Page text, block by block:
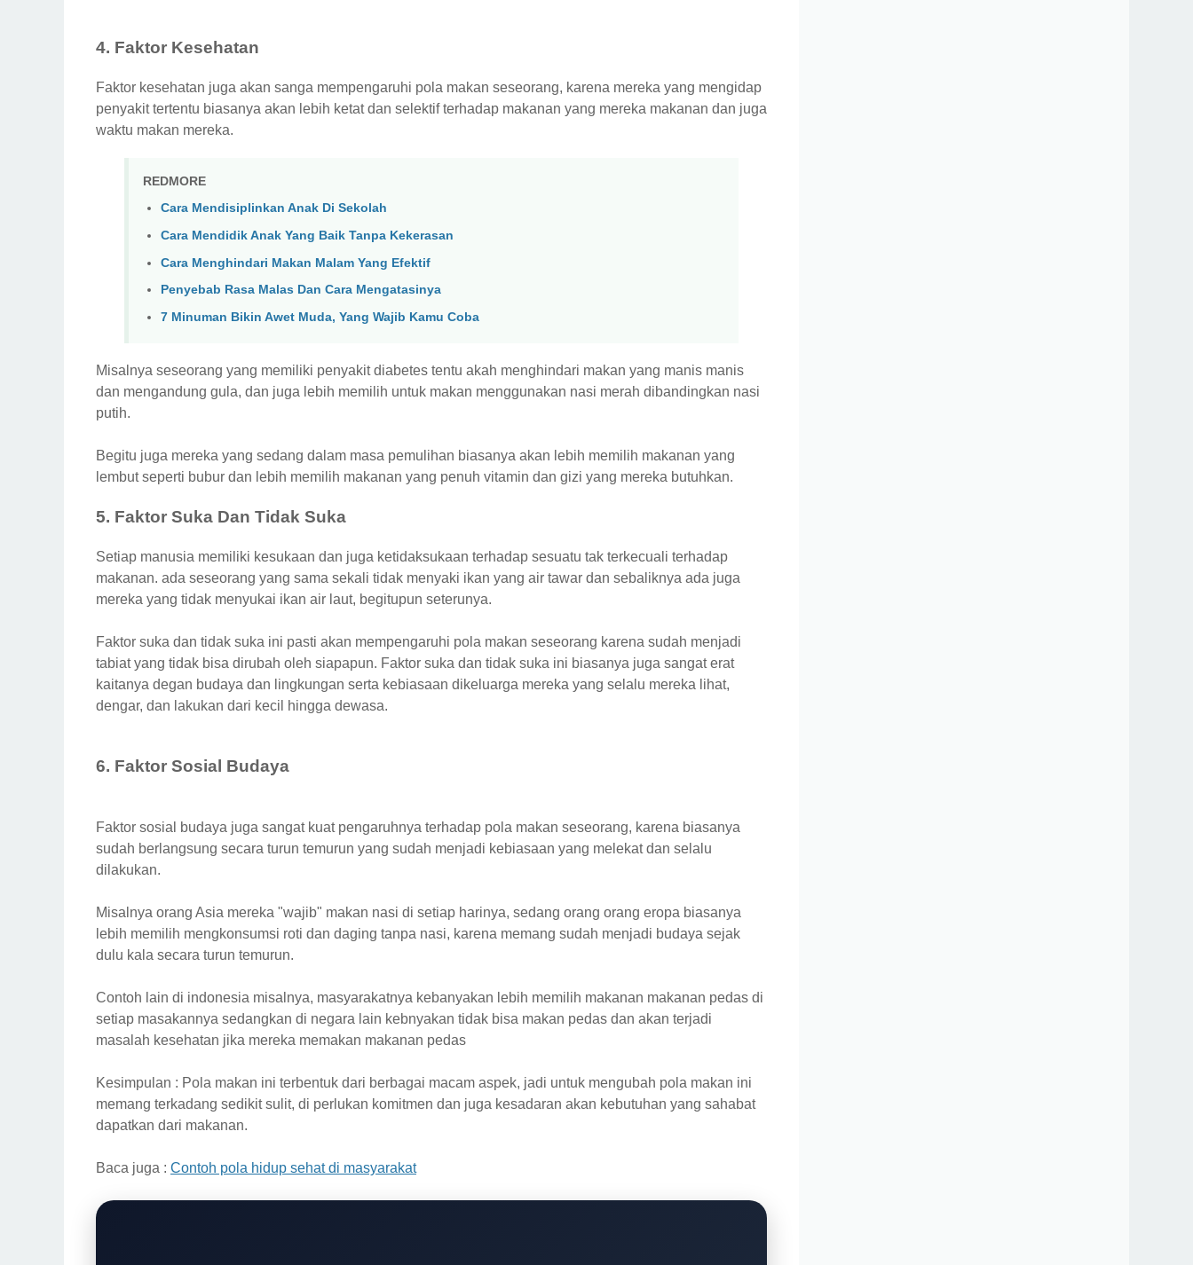
4. Faktor Kesehatan
Faktor kesehatan juga akan sanga mempengaruhi pola makan seseorang, karena mereka yang mengidap
penyakit tertentu biasanya akan lebih ketat dan selektif terhadap makanan yang mereka makanan dan juga
waktu makan mereka.
REDMORE
Cara Mendisiplinkan Anak Di Sekolah
Cara Mendidik Anak Yang Baik Tanpa Kekerasan
Cara Menghindari Makan Malam Yang Efektif
Penyebab Rasa Malas Dan Cara Mengatasinya
7 Minuman Bikin Awet Muda, Yang Wajib Kamu Coba
Misalnya seseorang yang memiliki penyakit diabetes tentu akah menghindari makan yang manis manis
dan mengandung gula, dan juga lebih memilih untuk makan menggunakan nasi merah dibandingkan nasi
putih.
Begitu juga mereka yang sedang dalam masa pemulihan biasanya akan lebih memilih makanan yang
lembut seperti bubur dan lebih memilih makanan yang penuh vitamin dan gizi yang mereka butuhkan.
5. Faktor Suka Dan Tidak Suka
Setiap manusia memiliki kesukaan dan juga ketidaksukaan terhadap sesuatu tak terkecuali terhadap
makanan. ada seseorang yang sama sekali tidak menyaki ikan yang air tawar dan sebaliknya ada juga
mereka yang tidak menyukai ikan air laut, begitupun seterunya.
Faktor suka dan tidak suka ini pasti akan mempengaruhi pola makan seseorang karena sudah menjadi
tabiat yang tidak bisa dirubah oleh siapapun. Faktor suka dan tidak suka ini biasanya juga sangat erat
kaitanya degan budaya dan lingkungan serta kebiasaan dikeluarga mereka yang selalu mereka lihat,
dengar, dan lakukan dari kecil hingga dewasa.
6. Faktor Sosial Budaya
Faktor sosial budaya juga sangat kuat pengaruhnya terhadap pola makan seseorang, karena biasanya
sudah berlangsung secara turun temurun yang sudah menjadi kebiasaan yang melekat dan selalu
dilakukan.
Misalnya orang Asia mereka "wajib" makan nasi di setiap harinya, sedang orang orang eropa biasanya
lebih memilih mengkonsumsi roti dan daging tanpa nasi, karena memang sudah menjadi budaya sejak
dulu kala secara turun temurun.
Contoh lain di indonesia misalnya, masyarakatnya kebanyakan lebih memilih makanan makanan pedas di
setiap masakannya sedangkan di negara lain kebnyakan tidak bisa makan pedas dan akan terjadi
masalah kesehatan jika mereka memakan makanan pedas
Kesimpulan : Pola makan ini terbentuk dari berbagai macam aspek, jadi untuk mengubah pola makan ini
memang terkadang sedikit sulit, di perlukan komitmen dan juga kesadaran akan kebutuhan yang sahabat
dapatkan dari makanan.
Baca juga : Contoh pola hidup sehat di masyarakat